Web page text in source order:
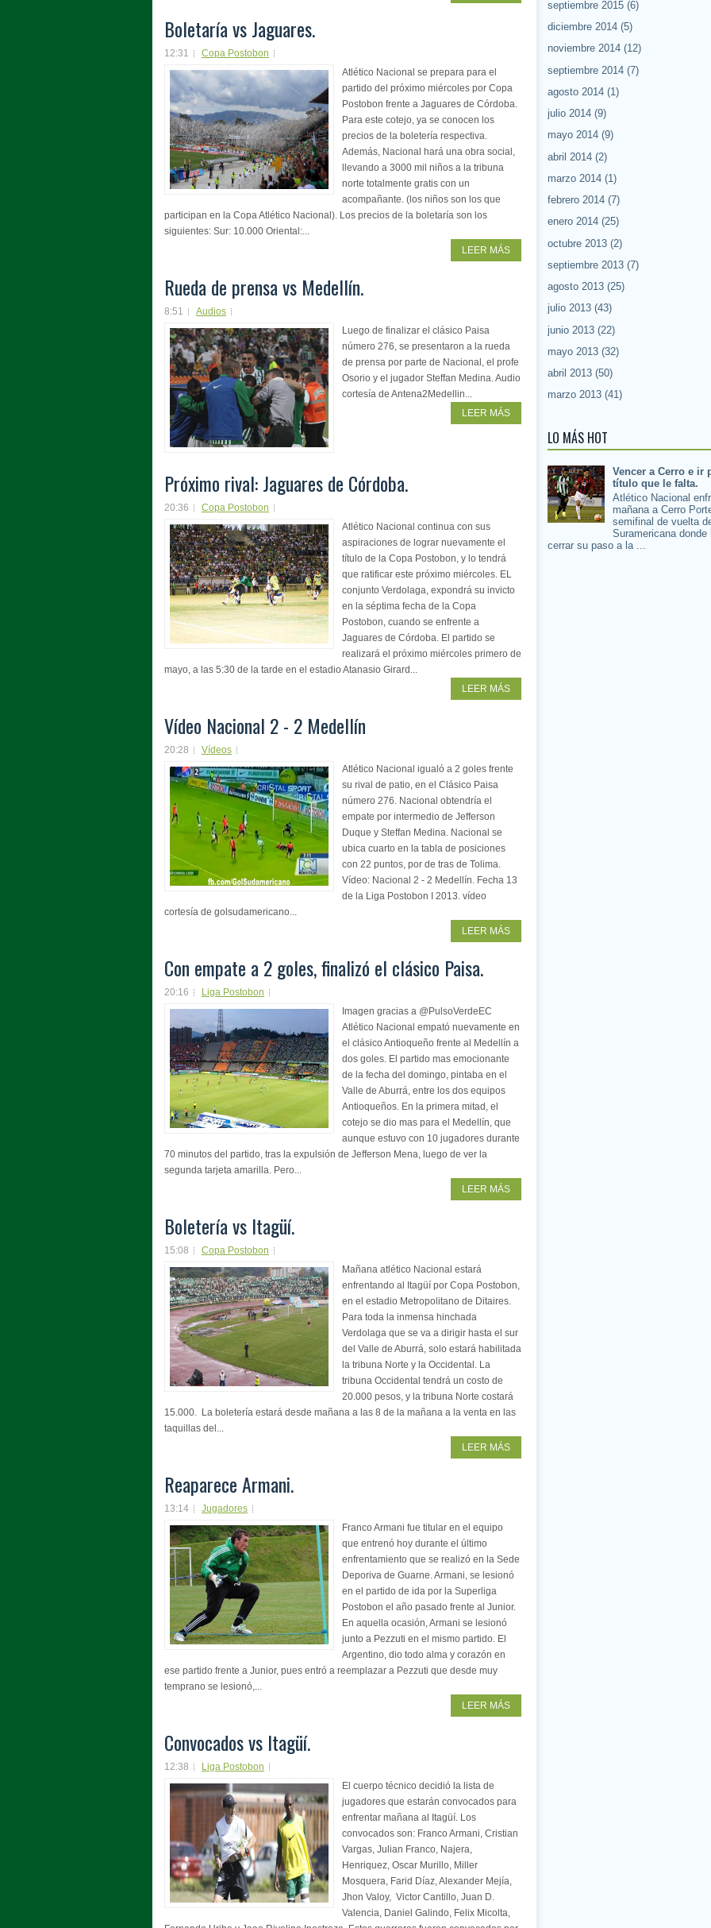
Boletaría vs Jaguares.
12:31
Copa Postobon
Atlético Nacional se prepara para el
partido del próximo miércoles por Copa
Postobon frente a Jaguares de Córdoba.
Para este cotejo, ya se conocen los
precios de la boletería respectiva.
Además, Nacional hará una obra social,
llevando a 3000 mil niños a la tribuna
norte totalmente gratis con un
acompañante. (los niños son los que
participan en la Copa Atlético Nacional). Los precios de la boletaría son los
siguientes: Sur: 10.000 Oriental:...
LEER MÁS
Rueda de prensa vs Medellín.
8:51
Audios
Luego de finalizar el clásico Paisa
número 276, se presentaron a la rueda
de prensa por parte de Nacional, el profe
Osorio y el jugador Steffan Medina. Audio
cortesía de Antena2Medellin...
LEER MÁS
Próximo rival: Jaguares de Córdoba.
20:36
Copa Postobon
Atlético Nacional continua con sus
aspiraciones de lograr nuevamente el
título de la Copa Postobon, y lo tendrá
que ratificar este próximo miércoles. EL
conjunto Verdolaga, expondrá su invicto
en la séptima fecha de la Copa
Postobon, cuando se enfrente a
Jaguares de Córdoba. El partido se
realizará el próximo miércoles primero de
mayo, a las 5:30 de la tarde en el estadio Atanasio Girard...
LEER MÁS
Vídeo Nacional 2 - 2 Medellín
20:28
Vídeos
Atlético Nacional igualó a 2 goles frente
su rival de patio, en el Clásico Paisa
número 276. Nacional obtendría el
empate por intermedio de Jefferson
Duque y Steffan Medina. Nacional se
ubica cuarto en la tabla de posiciones
con 22 puntos, por de tras de Tolima.
Vídeo: Nacional 2 - 2 Medellín. Fecha 13
de la Liga Postobon I 2013. vídeo
cortesía de golsudamericano...
LEER MÁS
Con empate a 2 goles, finalizó el clásico Paisa.
20:16
Liga Postobon
Imagen gracias a @PulsoVerdeEC
Atlético Nacional empató nuevamente en
el clásico Antioqueño frente al Medellín a
dos goles. El partido mas emocionante
de la fecha del domingo, pintaba en el
Valle de Aburrá, entre los dos equipos
Antioqueños. En la primera mitad, el
cotejo se dio mas para el Medellín, que
aunque estuvo con 10 jugadores durante
70 minutos del partido, tras la expulsión de Jefferson Mena, luego de ver la
segunda tarjeta amarilla. Pero...
LEER MÁS
Boletería vs Itagüí.
15:08
Copa Postobon
Mañana atlético Nacional estará
enfrentando al Itagüí por Copa Postobon,
en el estadio Metropolitano de Ditaires.
Para toda la inmensa hinchada
Verdolaga que se va a dirigir hasta el sur
del Valle de Aburrá, solo estará habilitada
la tribuna Norte y la Occidental. La
tribuna Occidental tendrá un costo de
20.000 pesos, y la tribuna Norte costará
15.000. La boletería estará desde mañana a las 8 de la mañana a la venta en las
taquillas del...
LEER MÁS
Reaparece Armani.
13:14
Jugadores
Franco Armani fue titular en el equipo
que entrenó hoy durante el último
enfrentamiento que se realizó en la Sede
Deporiva de Guarne. Armani, se lesionó
en el partido de ida por la Superliga
Postobon el año pasado frente al Junior.
En aquella ocasión, Armani se lesionó
junto a Pezzuti en el mismo partido. El
Argentino, dio todo alma y corazón en
ese partido frente a Junior, pues entró a reemplazar a Pezzuti que desde muy
temprano se lesionó,...
LEER MÁS
Convocados vs Itagüí.
12:38
Liga Postobon
El cuerpo técnico decidió la lista de
jugadores que estarán convocados para
enfrentar mañana al Itagüí. Los
convocados son: Franco Armani, Cristian
Vargas, Julian Franco, Najera,
Henriquez, Oscar Murillo, Miller
Mosquera, Farid Díaz, Alexander Mejía,
Jhon Valoy, Victor Cantillo, Juan D.
Valencia, Daniel Galindo, Felix Micolta,
septiembre 2015 (6)
diciembre 2014 (5)
noviembre 2014 (12)
septiembre 2014 (7)
agosto 2014 (1)
julio 2014 (9)
mayo 2014 (9)
abril 2014 (2)
marzo 2014 (1)
febrero 2014 (7)
enero 2014 (25)
octubre 2013 (2)
septiembre 2013 (7)
agosto 2013 (25)
julio 2013 (43)
junio 2013 (22)
mayo 2013 (32)
abril 2013 (50)
marzo 2013 (41)
LO MÁS HOT
Vencer a Cerro e ir
título que le falta.
Atlético Nacional
mañana a Cerro
semifinal de vuelta
Suramericana donde
cerrar su paso a la ...